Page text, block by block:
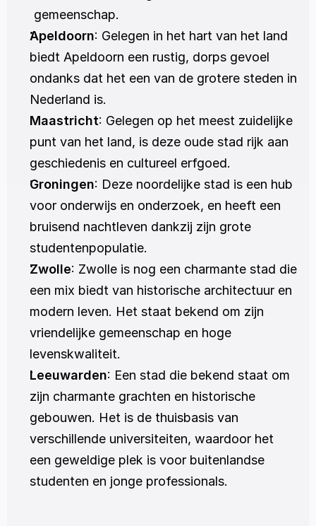
gemeenschap.
Apeldoorn: Gelegen in het hart van het land
biedt Apeldoorn een rustig, dorps gevoel
ondanks dat het een van de grotere steden in
Nederland is.
Maastricht: Gelegen op het meest zuidelijke
punt van het land, is deze oude stad rijk aan
geschiedenis en cultureel erfgoed.
Groningen: Deze noordelijke stad is een hub
voor onderwijs en onderzoek, en heeft een
bruisend nachtleven dankzij zijn grote
studentenpopulatie.
Zwolle: Zwolle is nog een charmante stad die
een mix biedt van historische architectuur en
modern leven. Het staat bekend om zijn
vriendelijke gemeenschap en hoge
levenskwaliteit.
Leeuwarden: Een stad die bekend staat om
zijn charmante grachten en historische
gebouwen. Het is de thuisbasis van
verschillende universiteiten, waardoor het
een geweldige plek is voor buitenlandse
studenten en jonge professionals.